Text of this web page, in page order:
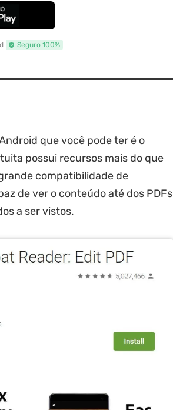
Seguro 100%
que você pode ter é o
possui recursos mais do que
compatibilidade de
de ver o conteúdo até dos PDFs
a ser vistos.